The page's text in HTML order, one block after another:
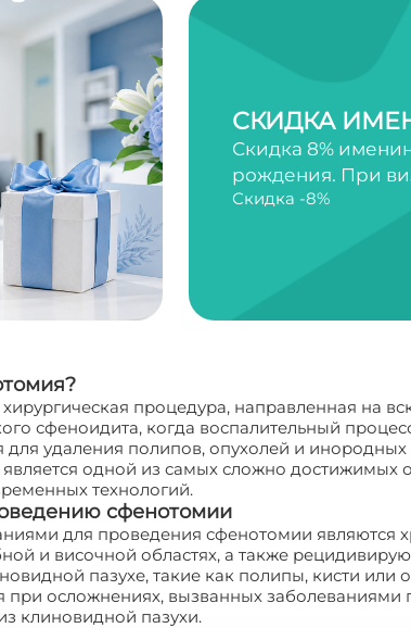
СКИДКА
Скидка 8%
рождения. При
Скидка -8%
процедура, направленная на
сфеноидита, когда воспалительный
для удаления полипов, опухолей и
одной из самых сложно достижимых
технологий.
сфенотомии
для проведения сфенотомии
и височной областях, а также
пазухе, такие как полипы, кисти
при осложнениях, вызванных заболеваниями
клиновидной пазухи.